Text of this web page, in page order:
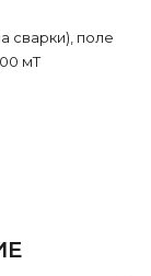
сварки), поле
мТ